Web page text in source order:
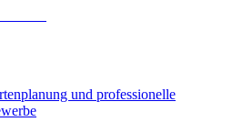
und professionelle